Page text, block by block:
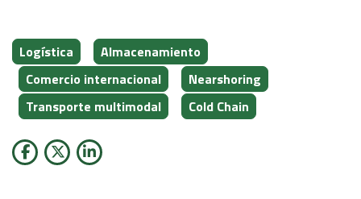
Logística
Almacenamiento
Comercio internacional
Nearshoring
Transporte multimodal
Cold Chain